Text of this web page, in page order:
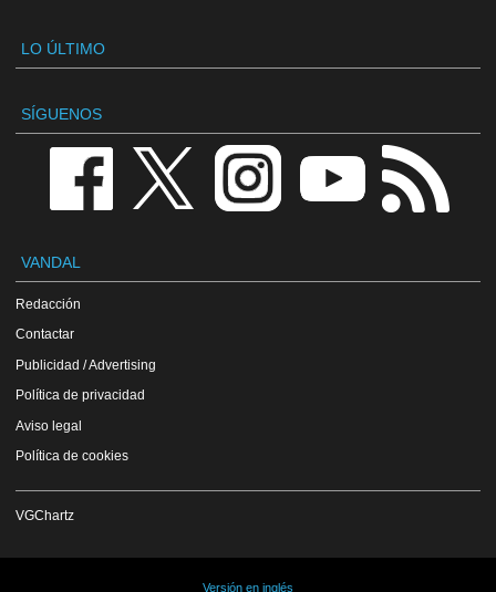
LO ÚLTIMO
SÍGUENOS
VANDAL
Redacción
Contactar
Publicidad / Advertising
Política de privacidad
Aviso legal
Política de cookies
VGChartz
Versión en inglés